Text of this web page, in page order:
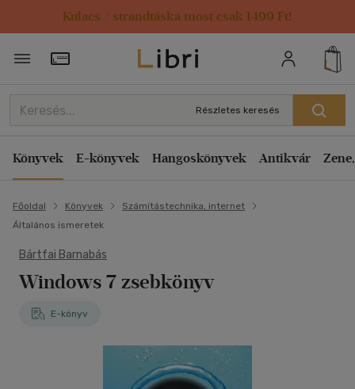
Kulacs / strandtáska most csak 1499 Ft!
Törzsvásárlói Kártya adatai
Részletes keresés
Könyvek E-könyvek Hangoskönyvek Antikvár
Főoldal Könyvek
Számítástechnika, internet
Általános ismeretek
Bártfai Barnabás
Windows 7 zsebkönyv
E-könyv